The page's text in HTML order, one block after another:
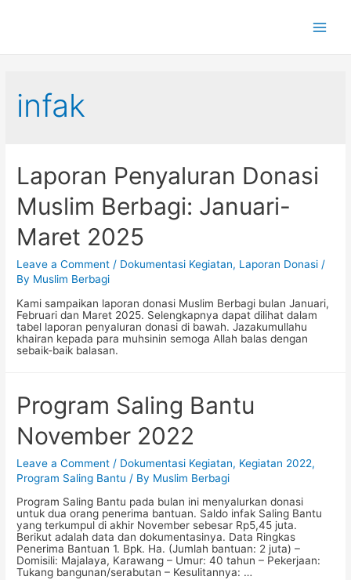
infak
Laporan Penyaluran Donasi
Muslim Berbagi: Januari-
Maret 2025
Leave a Comment / Dokumentasi Kegiatan, Laporan Donasi /
By Muslim Berbagi
Kami sampaikan laporan donasi Muslim Berbagi bulan Januari,
Februari dan Maret 2025. Selengkapnya dapat dilihat dalam
tabel laporan penyaluran donasi di bawah. Jazakumullahu
khairan kepada para muhsinin semoga Allah balas dengan
sebaik-baik balasan.
Program Saling Bantu
November 2022
Leave a Comment / Dokumentasi Kegiatan, Kegiatan 2022,
Program Saling Bantu / By Muslim Berbagi
Program Saling Bantu pada bulan ini menyalurkan donasi
untuk dua orang penerima bantuan. Saldo infak Saling Bantu
yang terkumpul di akhir November sebesar Rp5,45 juta.
Berikut adalah data dan dokumentasinya. Data Ringkas
Penerima Bantuan 1. Bpk. Ha. (Jumlah bantuan: 2 juta) –
Domisili: Majalaya, Karawang – Umur: 40 tahun – Pekerjaan:
Tukang bangunan/serabutan – Kesulitannya: …